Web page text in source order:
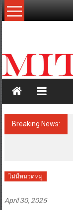
Skip
to
สะท้อน
ลึก
เหลี่ยม
มุม
เศรษฐกิจ-
การเมือง-
Breaking News:
ไม่มีหมวดหมู่
April 30, 2025